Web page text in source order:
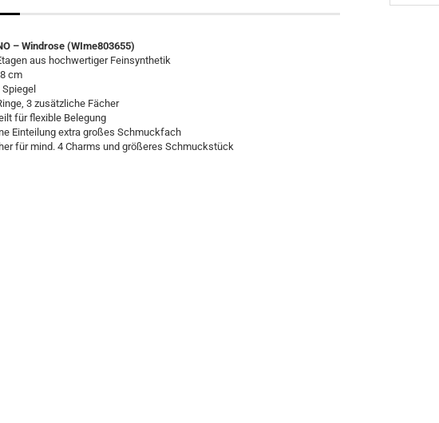
– Windrose (WIme803655)
aus hochwertiger Feinsynthetik
cm
3 zusätzliche Fächer
für flexible Belegung
Einteilung extra großes Schmuckfach
für mind. 4 Charms und größeres Schmuckstück